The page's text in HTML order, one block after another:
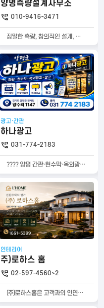
양명측량설계사무소
010-9416-3471
정밀한 측량, 창의적인 설계, 신뢰를 바탕으로. 양명측량설계사무소는 경계·분할·현황측량부터 토목설계와 각종 인허가까지 원스톱으로 제공하는 고객 중심의 측량·설계 전문기업입니다.
광고·간판
하나광고
031-774-2183
???? 양평 간판·현수막·옥외광고는 「하나광고」
인테리어
주)로하스 홈
02-597-4560~2
(주)로하스홈은 고객과의 인연을 항상 소중히 생각합니다. 설계부터 입주까지 매순간 건축주와 소통하며 혹시라도 난관에 마주친다면 내 집을 짓는 열정으로 최선의 해결책을 찾아낼것입니다. 우연으로 시작된 인연이 행복과 감동으로 매듭지어질 수 있도록 최선의 노력을 경주할 것입니다. 아울러 새로운 주거문화를 만들어가는 사명감 아래 경제적 이익보다는 윤리와 도덕적가치를 추구하는 기업이 될 것을 약속드립니다. (주)로하스홈 임직원 일동